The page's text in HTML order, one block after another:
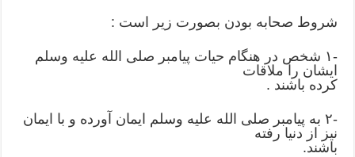
ﺷﺮﻭﻁ ﺻﺤﺎﺑﻪ ﺑﻮﺩﻥ ﺑﺼﻮﺭﺕ ﺯﯾﺮ ﺍﺳﺖ :
-۱ ﺷﺨﺺ ﺩﺭ ﻫﻨﮕﺎﻡ ﺣﯿﺎﺕ ﭘﯿﺎﻣﺒﺮ ﺻﻠﯽ ﺍﻟﻠﻪ ﻋﻠﯿﻪ ﻭﺳﻠﻢ
ﺍﯾﺸﺎﻥ ﺭﺍ ﻣﻼﻗﺎﺕ
ﮐﺮﺩﻩ ﺑﺎﺷﻨﺪ .
-۲ ﺑﻪ ﭘﯿﺎﻣﺒﺮ ﺻﻠﯽ ﺍﻟﻠﻪ ﻋﻠﯿﻪ ﻭﺳﻠﻢ ﺍﯾﻤﺎﻥ ﺁﻭﺭﺩﻩ ﻭ ﺑﺎ ﺍﯾﻤﺎﻥ
ﻧﯿﺰ ﺍﺯ ﺩﻧﯿﺎ ﺭﻓﺘﻪ
ﺑﺎﺷﻨﺪ.